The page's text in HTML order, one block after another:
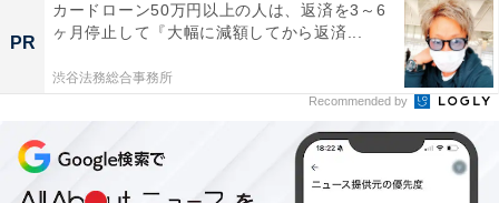
PR
カードローン50万円以上の人は、返済を3～6
ヶ月停止して『大幅に減額してから返済...
渋谷法務総合事務所
Recommended by